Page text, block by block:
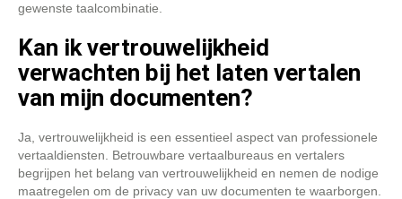
gewenste taalcombinatie.
Kan ik vertrouwelijkheid
verwachten bij het laten vertalen
van mijn documenten?
Ja, vertrouwelijkheid is een essentieel aspect van professionele
vertaaldiensten. Betrouwbare vertaalbureaus en vertalers
begrijpen het belang van vertrouwelijkheid en nemen de nodige
maatregelen om de privacy van uw documenten te waarborgen.